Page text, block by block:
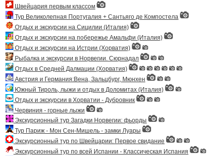
Швейцария первым классом
Тур Великолепная Португалия + Сантьяго де Компостела
Отдых и экскурсии на Сицилии (Италия)
Отдых и экскурсии на побережье Амальфи (Италия)
Отдых и экскурсии на Истрии (Хорватия)
Рыбалка и экскурсии в Норвегии. Сюрнадал
Отдых в Средней Далмации (Хорватия)
Австрия и Германия:Вена, Зальцбург, Мюнхен
Южный Тироль, лыжи и отдых в Доломитах (Италия)
Отдых и экскурсии в Хорватии - Дубровник
Червиния - горные лыжи
Экскурсионный тур Загадки Норвегии: фьорды
Тур Париж - Мон Сен-Мишель - замки Луары
Экскурсионный тур по Швейцарии: Первое свидание
Экскурсионный тур по всей Испании - Классическая Испания